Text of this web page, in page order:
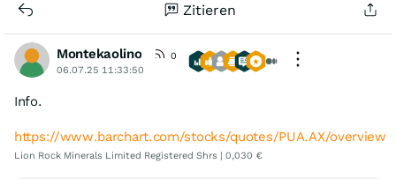
Zitieren
Montekaolino
0
06.07.25 11:33:50
Info.
https://www.barchart.com/stocks/quotes/PUA.AX/overview
Lion Rock Minerals Limited Registered Shrs | 0,030 €